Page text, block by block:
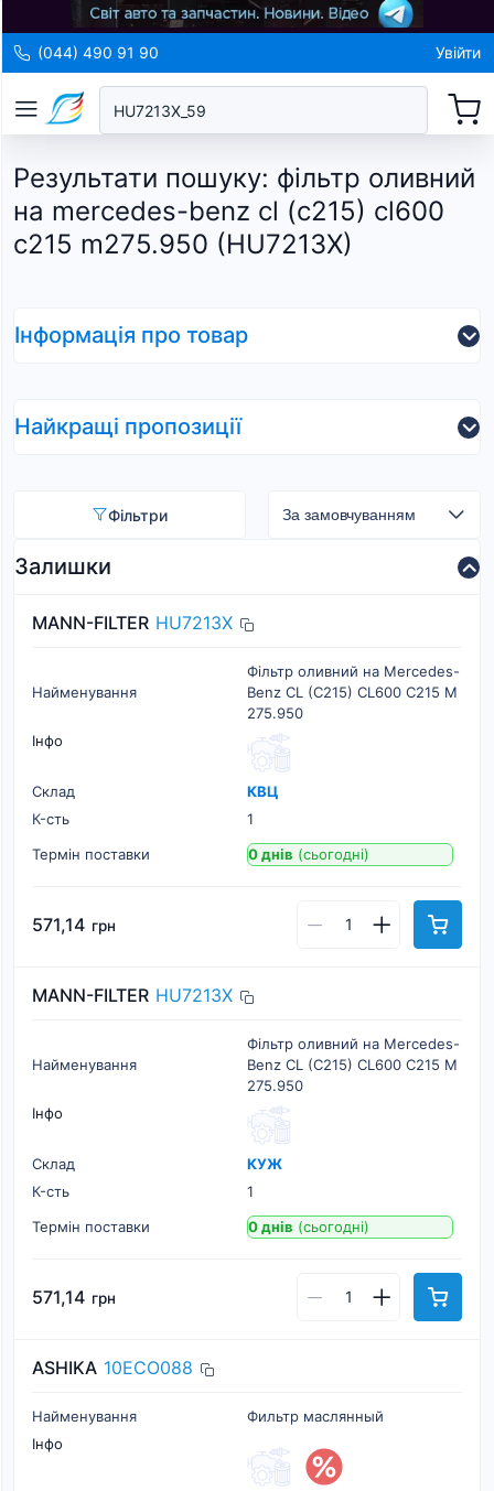
(044) 490 91 90 Увійти
Результати пошуку: фільтр оливний
на mercedes-benz cl (c215) cl600
c215 m275.950 (HU7213X)
Інформація про товар
Найкращі пропозиції
Фільтри
Залишки
MANN-FILTER HU7213X
Найменування
Фільтр оливний на Mercedes-
Benz CL (C215) CL600 C215 M
275.950
Інфо
Склад
КВЦ
К-cть
1
Термін поставки
0 днів (сьогодні)
571,14 грн
MANN-FILTER HU7213X
Найменування
Фільтр оливний на Mercedes-
Benz CL (C215) CL600 C215 M
275.950
Інфо
Склад
КУЖ
К-cть
1
Термін поставки
0 днів (сьогодні)
571,14 грн
ASHIKA 10ECO088
Найменування
Фильтр маслянный
Інфо